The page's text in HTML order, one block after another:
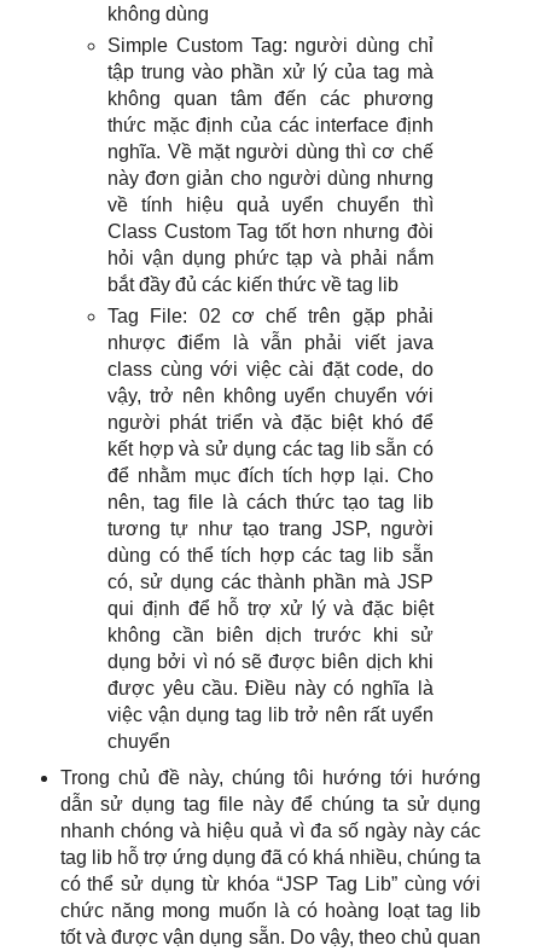
không dùng
Simple Custom Tag: người dùng chỉ
tập trung vào phần xử lý của tag mà
không quan tâm đến các phương
thức mặc định của các interface định
nghĩa. Về mặt người dùng thì cơ chế
này đơn giản cho người dùng nhưng
về tính hiệu quả uyển chuyển thì
Class Custom Tag tốt hơn nhưng đòi
hỏi vận dụng phức tạp và phải nắm
bắt đầy đủ các kiến thức về tag lib
Tag File: 02 cơ chế trên gặp phải
nhược điểm là vẫn phải viết java
class cùng với việc cài đặt code, do
vậy, trở nên không uyển chuyển với
người phát triển và đặc biệt khó để
kết hợp và sử dụng các tag lib sẵn có
để nhằm mục đích tích hợp lại. Cho
nên, tag file là cách thức tạo tag lib
tương tự như tạo trang JSP, người
dùng có thể tích hợp các tag lib sẵn
có, sử dụng các thành phần mà JSP
qui định để hỗ trợ xử lý và đặc biệt
không cần biên dịch trước khi sử
dụng bởi vì nó sẽ được biên dịch khi
được yêu cầu. Điều này có nghĩa là
việc vận dụng tag lib trở nên rất uyển
chuyển
Trong chủ đề này, chúng tôi hướng tới hướng
dẫn sử dụng tag file này để chúng ta sử dụng
nhanh chóng và hiệu quả vì đa số ngày này các
tag lib hỗ trợ ứng dụng đã có khá nhiều, chúng ta
có thể sử dụng từ khóa “JSP Tag Lib” cùng với
chức năng mong muốn là có hoàng loạt tag lib
tốt và được vận dụng sẵn. Do vậy, theo chủ quan